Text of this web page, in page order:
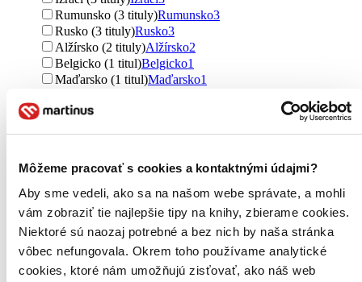
Môžeme pracovať s cookies a kontaktnými údajmi?
Aby sme vedeli, ako sa na našom webe správate, a mohli
vám zobraziť tie najlepšie tipy na knihy, zbierame cookies.
Niektoré sú naozaj potrebné a bez nich by naša stránka
vôbec nefungovala. Okrem toho používame analytické
cookies, ktoré nám umožňujú zisťovať, ako náš web
Rumunsko (3 tituly)Rumunsko3
Rusko (3 tituly)Rusko3
Alžírsko (2 tituly)Alžírsko2
Belgicko (1 titul)Belgicko1
Maďarsko (1 titul)Maďarsko1
Slovinsko (1 titul)
Friedrich Nietzsche (41 titulov)Friedrich Nietzsche41
Marcus Aurelius (36 titulov)Marcus Aurelius36
Sun-c' (28 titulov)
Sun-c'
Jay Shetty (28 titulov)
Jay Shetty
Ryan Holiday (27 titulov)Ryan Holiday 27
Eckhart Tolle (26 titulov)Eckhart Tolle26
Homér (26 titulov)Homér 26